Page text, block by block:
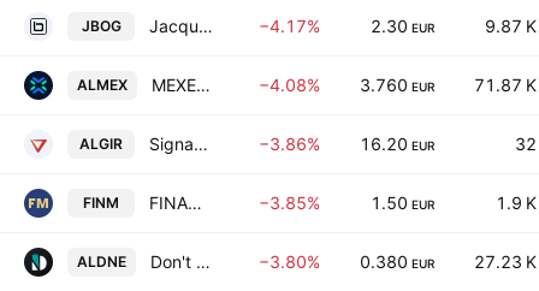
JBOG Jacques Bogart SA −4.17% 2.30 EUR 9.87 K
ALMEX MEXEDIA S.P.A. −4.08% 3.760 EUR 71.87 K
ALGIR Signaux Girod SA −3.86% 16.20 EUR 32
FINM FINANCIERE MARJOS SA −3.85% 1.50 EUR 1.9 K
ALDNE Don't Nod Entertainment SA −3.80% 0.380 EUR 27.23 K